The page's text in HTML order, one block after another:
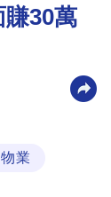
30萬
業